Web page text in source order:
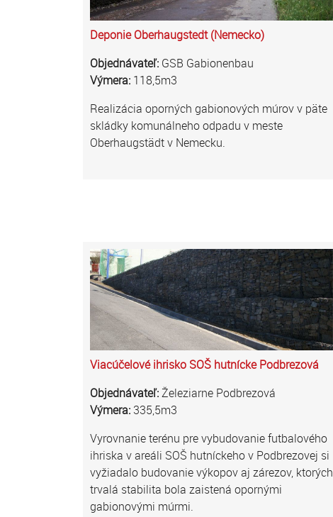
Deponie Oberhaugstedt (Nemecko)
Objednávateľ: GSB Gabionenbau
Výmera: 118,5m3
Realizácia oporných gabionových múrov v päte
skládky komunálneho odpadu v meste
Oberhaugstädt v Nemecku.
Viacúčelové ihrisko SOŠ hutnícke Podbrezová
Objednávateľ:Železiarne Podbrezová
Výmera: 335,5m3
Vyrovnanie terénu pre vybudovanie futbalového
ihriska v areáli SOŠ hutníckeho v Podbrezovej si
vyžiadalo budovanie výkopov aj zárezov, ktorých
trvalá stabilita bola zaistená opornými
gabionovými múrmi.